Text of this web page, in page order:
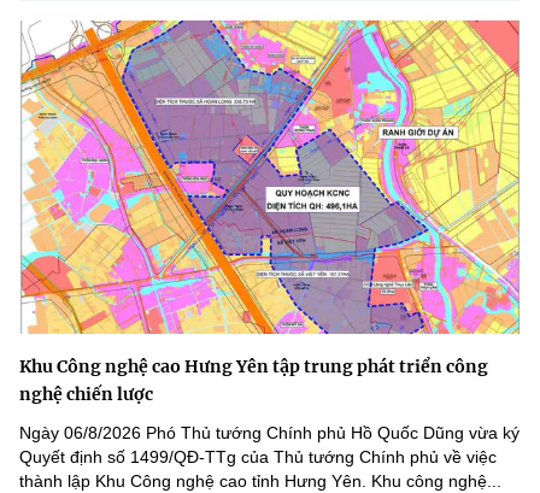
Khu Công nghệ cao Hưng Yên tập trung phát triển công
nghệ chiến lược
Ngày 06/8/2026 Phó Thủ tướng Chính phủ Hồ Quốc Dũng vừa ký
Quyết định số 1499/QĐ-TTg của Thủ tướng Chính phủ về việc
thành lập Khu Công nghệ cao tỉnh Hưng Yên. Khu công nghệ...